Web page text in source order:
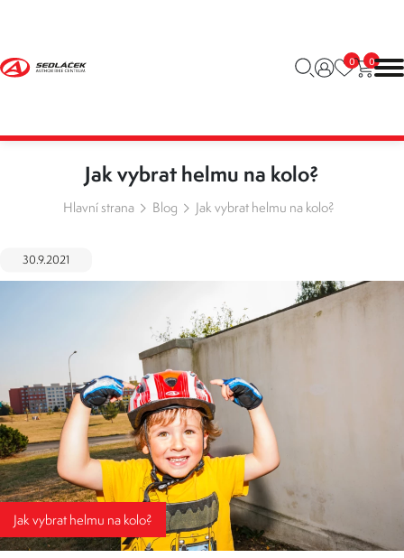
0 0
Jak vybrat helmu na kolo?
Hlavní strana Blog Jak vybrat helmu na kolo?
30.9.2021
Jak vybrat helmu na kolo?